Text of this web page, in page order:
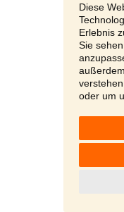
Diese
Erlebnis
Sie
oder um